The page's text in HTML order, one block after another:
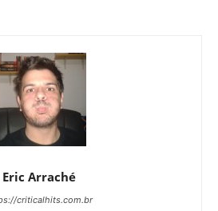
Eric Arraché
criticalhits.com.br